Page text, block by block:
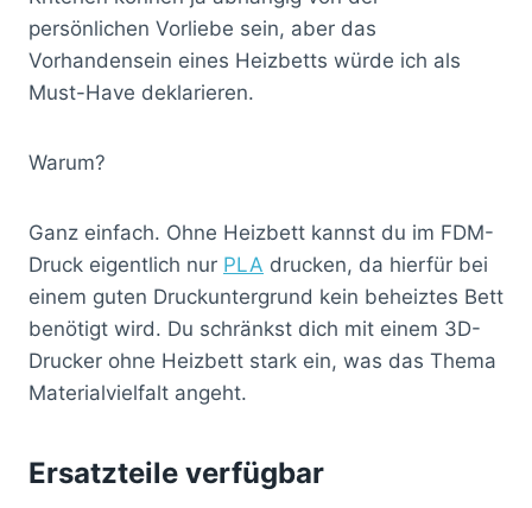
persönlichen Vorliebe sein, aber das
Vorhandensein eines Heizbetts würde ich als
Must-Have deklarieren.
Warum?
Ganz einfach. Ohne Heizbett kannst du im FDM-
Druck eigentlich nur PLA drucken, da hierfür bei
einem guten Druckuntergrund kein beheiztes Bett
benötigt wird. Du schränkst dich mit einem 3D-
Drucker ohne Heizbett stark ein, was das Thema
Materialvielfalt angeht.
Ersatzteile verfügbar